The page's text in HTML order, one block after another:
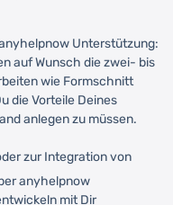
Unterstützung:
auf Wunsch die zwei- bis
wie Formschnitt
die Vorteile Deines
anlegen zu müssen.
zur Integration von
anyhelpnow
mit Dir